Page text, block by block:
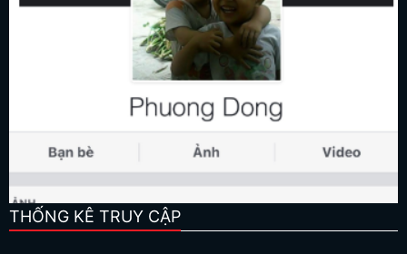
THỐNG KÊ TRUY CẬP